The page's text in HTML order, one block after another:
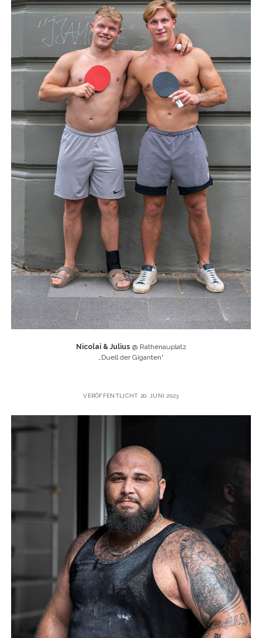
Nicolai & Julius @ Rathenauplatz
„Duell der Giganten“
VERÖFFENTLICHT 20. JUNI 2023